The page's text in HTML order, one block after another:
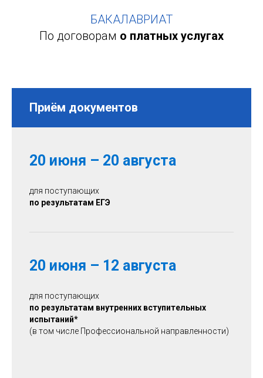
БАКАЛАВРИАТ
По договорам о платных услугах
Приём документов
20 июня – 20 августа
для поступающих
по результатам ЕГЭ
20 июня – 12 августа
для поступающих
по результатам внутренних вступительных
испытаний*
(в том числе Профессиональной направленности)